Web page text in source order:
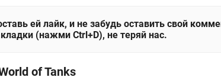
ей лайк, и не забудь оставить свой
(нажми Ctrl+D), не теряй нас.
of Tanks